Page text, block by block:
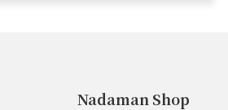
Nadaman Shop